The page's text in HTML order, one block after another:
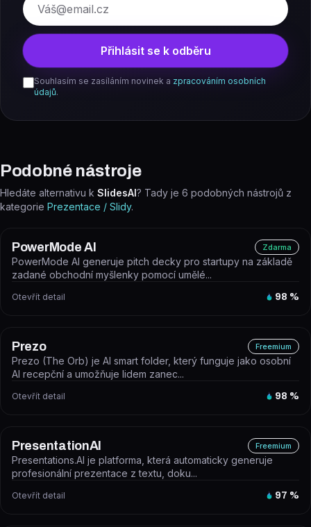
Přihlásit se k odběru
Souhlasím se zasíláním novinek a zpracováním osobních
údajů.
Podobné nástroje
Hledáte alternativu k SlidesAI? Tady je 6 podobných nástrojů z
kategorie Prezentace / Slidy.
PowerMode AI Zdarma
PowerMode AI generuje pitch decky pro startupy na základě
zadané obchodní myšlenky pomocí umělé...
Otevřít detail 98 %
Prezo Freemium
Prezo (The Orb) je AI smart folder, který funguje jako osobní
AI recepční a umožňuje lidem zanec...
Otevřít detail 98 %
PresentationAI Freemium
Presentations.AI je platforma, která automaticky generuje
profesionální prezentace z textu, doku...
Otevřít detail 97 %